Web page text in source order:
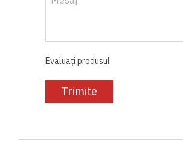
Evaluați produsul
Trimite